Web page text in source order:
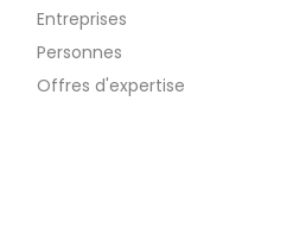
Entreprises
Personnes
Offres d'expertise